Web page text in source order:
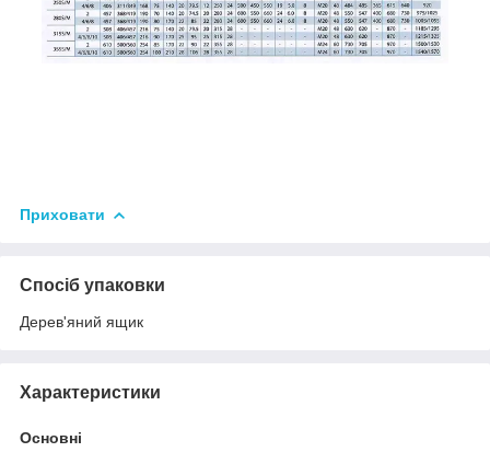
Приховати
Спосіб упаковки
Дерев'яний ящик
Характеристики
Основні